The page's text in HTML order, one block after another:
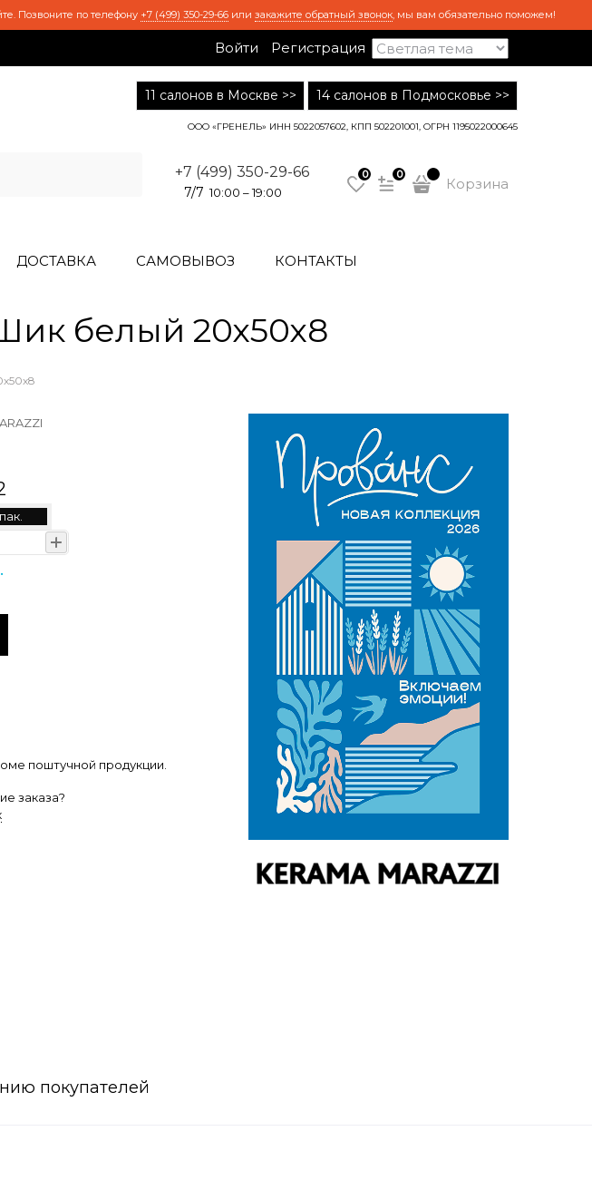
Позвоните по телефону +7 (499) 350-29-66 или закажите обратный звонок, мы вам обязательно поможем!
Войти Регистрация
11 салонов в Москве >> 14 салонов в Подмосковье >>
ООО «ГРЕНЕЛЬ» ИНН 5022057602, КПП 502201001, ОГРН 1195022000645
+7 (499) 350-29-66
7/7 10:00 – 19:00
0 0
Корзина
ДОСТАВКА САМОВЫВОЗ КОНТАКТЫ
белый 20х50х8
поштучной продукции.
заказа?
покупателей